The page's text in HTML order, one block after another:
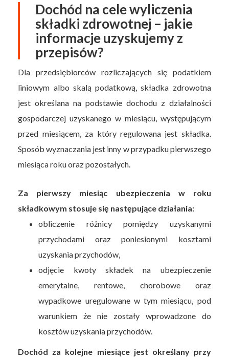
Dochód na cele wyliczenia
składki zdrowotnej – jakie
informacje uzyskujemy z
przepisów?
Dla przedsiębiorców rozliczających się podatkiem
liniowym albo skalą podatkową, składka zdrowotna
jest określana na podstawie dochodu z działalności
gospodarczej uzyskanego w miesiącu, występującym
przed miesiącem, za który regulowana jest składka.
Sposób wyznaczania jest inny w przypadku pierwszego
miesiąca roku oraz pozostałych.
Za pierwszy miesiąc ubezpieczenia w roku
składkowym stosuje się następujące działania:
obliczenie różnicy pomiędzy uzyskanymi
przychodami oraz poniesionymi kosztami
uzyskania przychodów,
odjęcie kwoty składek na ubezpieczenie
emerytalne, rentowe, chorobowe oraz
wypadkowe uregulowane w tym miesiącu, pod
warunkiem że nie zostały wprowadzone do
kosztów uzyskania przychodów.
Dochód za kolejne miesiące jest określany przy